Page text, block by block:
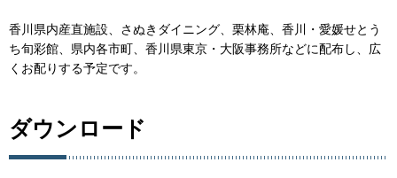
香川県内産直施設、さぬきダイニング、栗林庵、香川・愛媛せとう
ち旬彩館、県内各市町、香川県東京・大阪事務所などに配布し、広
くお配りする予定です。
ダウンロード